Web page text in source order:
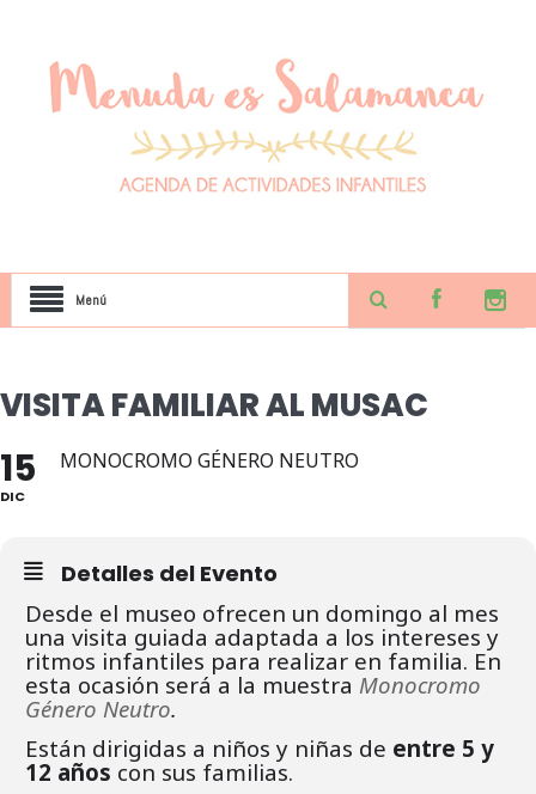
Menú
VISITA FAMILIAR AL MUSAC
15
DIC
MONOCROMO GÉNERO NEUTRO
Detalles del Evento
Desde el museo ofrecen un domingo al mes
una visita guiada adaptada a los intereses y
ritmos infantiles para realizar en familia. En
esta ocasión será a la muestra Monocromo
Género Neutro.
Están dirigidas a niños y niñas de entre 5 y
12 años con sus familias.